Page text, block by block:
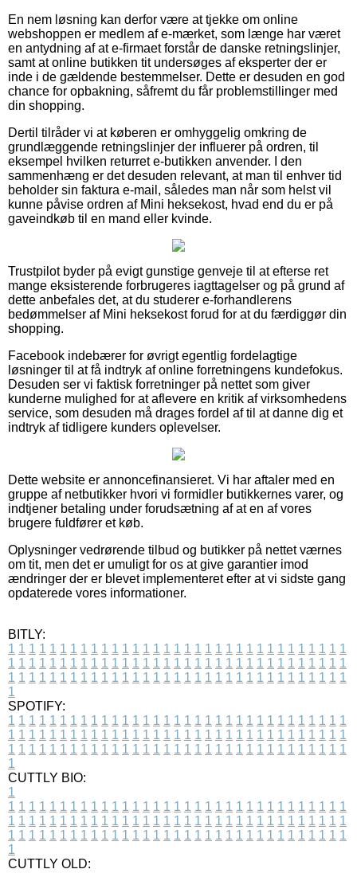
En nem løsning kan derfor være at tjekke om online
webshoppen er medlem af e-mærket, som længe har været
en antydning af at e-firmaet forstår de danske retningslinjer,
samt at online butikken tit undersøges af eksperter der er
inde i de gældende bestemmelser. Dette er desuden en god
chance for opbakning, såfremt du får problemstillinger med
din shopping.
Dertil tilråder vi at køberen er omhyggelig omkring de
grundlæggende retningslinjer der influerer på ordren, til
eksempel hvilken returret e-butikken anvender. I den
sammenhæng er det desuden relevant, at man til enhver tid
beholder sin faktura e-mail, således man når som helst vil
kunne påvise ordren af Mini heksekost, hvad end du er på
gaveindkøb til en mand eller kvinde.
Trustpilot byder på evigt gunstige genveje til at efterse ret
mange eksisterende forbrugeres iagttagelser og på grund af
dette anbefales det, at du studerer e-forhandlerens
bedømmelser af Mini heksekost forud for at du færdiggør din
shopping.
Facebook indebærer for øvrigt egentlig fordelagtige
løsninger til at få indtryk af online forretningens kundefokus.
Desuden ser vi faktisk forretninger på nettet som giver
kunderne mulighed for at aflevere en kritik af virksomhedens
service, som desuden må drages fordel af til at danne dig et
indtryk af tidligere kunders oplevelser.
Dette website er annoncefinansieret. Vi har aftaler med en
gruppe af netbutikker hvori vi formidler butikkernes varer, og
indtjener betaling under forudsætning af at en af vores
brugere fuldfører et køb.
Oplysninger vedrørende tilbud og butikker på nettet værnes
om tit, men det er umuligt for os at give garantier imod
ændringer der er blevet implementeret efter at vi sidste gang
opdaterede vores informationer.
BITLY:
1 1 1 1 1 1 1 1 1 1 1 1 1 1 1 1 1 1 1 1 1 1 1 1 1 1 1 1 1 1 1 1 1
1 1 1 1 1 1 1 1 1 1 1 1 1 1 1 1 1 1 1 1 1 1 1 1 1 1 1 1 1 1 1 1 1
1 1 1 1 1 1 1 1 1 1 1 1 1 1 1 1 1 1 1 1 1 1 1 1 1 1 1 1 1 1 1 1 1
1
SPOTIFY:
1 1 1 1 1 1 1 1 1 1 1 1 1 1 1 1 1 1 1 1 1 1 1 1 1 1 1 1 1 1 1 1 1
1 1 1 1 1 1 1 1 1 1 1 1 1 1 1 1 1 1 1 1 1 1 1 1 1 1 1 1 1 1 1 1 1
1 1 1 1 1 1 1 1 1 1 1 1 1 1 1 1 1 1 1 1 1 1 1 1 1 1 1 1 1 1 1 1 1
1
CUTTLY BIO:
1
1 1 1 1 1 1 1 1 1 1 1 1 1 1 1 1 1 1 1 1 1 1 1 1 1 1 1 1 1 1 1 1 1
1 1 1 1 1 1 1 1 1 1 1 1 1 1 1 1 1 1 1 1 1 1 1 1 1 1 1 1 1 1 1 1 1
1 1 1 1 1 1 1 1 1 1 1 1 1 1 1 1 1 1 1 1 1 1 1 1 1 1 1 1 1 1 1 1 1
1
CUTTLY OLD: